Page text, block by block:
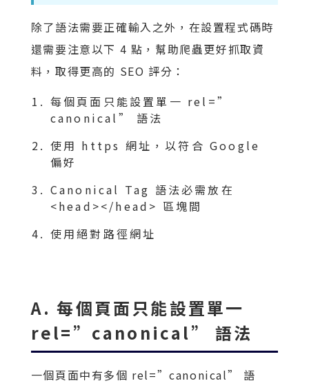
除了語法需要正確輸入之外，在設置程式碼時
還需要注意以下 4 點，幫助爬蟲更好抓取資
料，取得更高的 SEO 評分：
每個頁面只能設置單一 rel=”
canonical” 語法
使用 https 網址，以符合 Google
偏好
Canonical Tag 語法必需放在
<head></head> 區塊間
使用絕對路徑網址
A. 每個頁面只能設置單一
rel=”canonical” 語法
一個頁面中有多個 rel=”canonical” 語